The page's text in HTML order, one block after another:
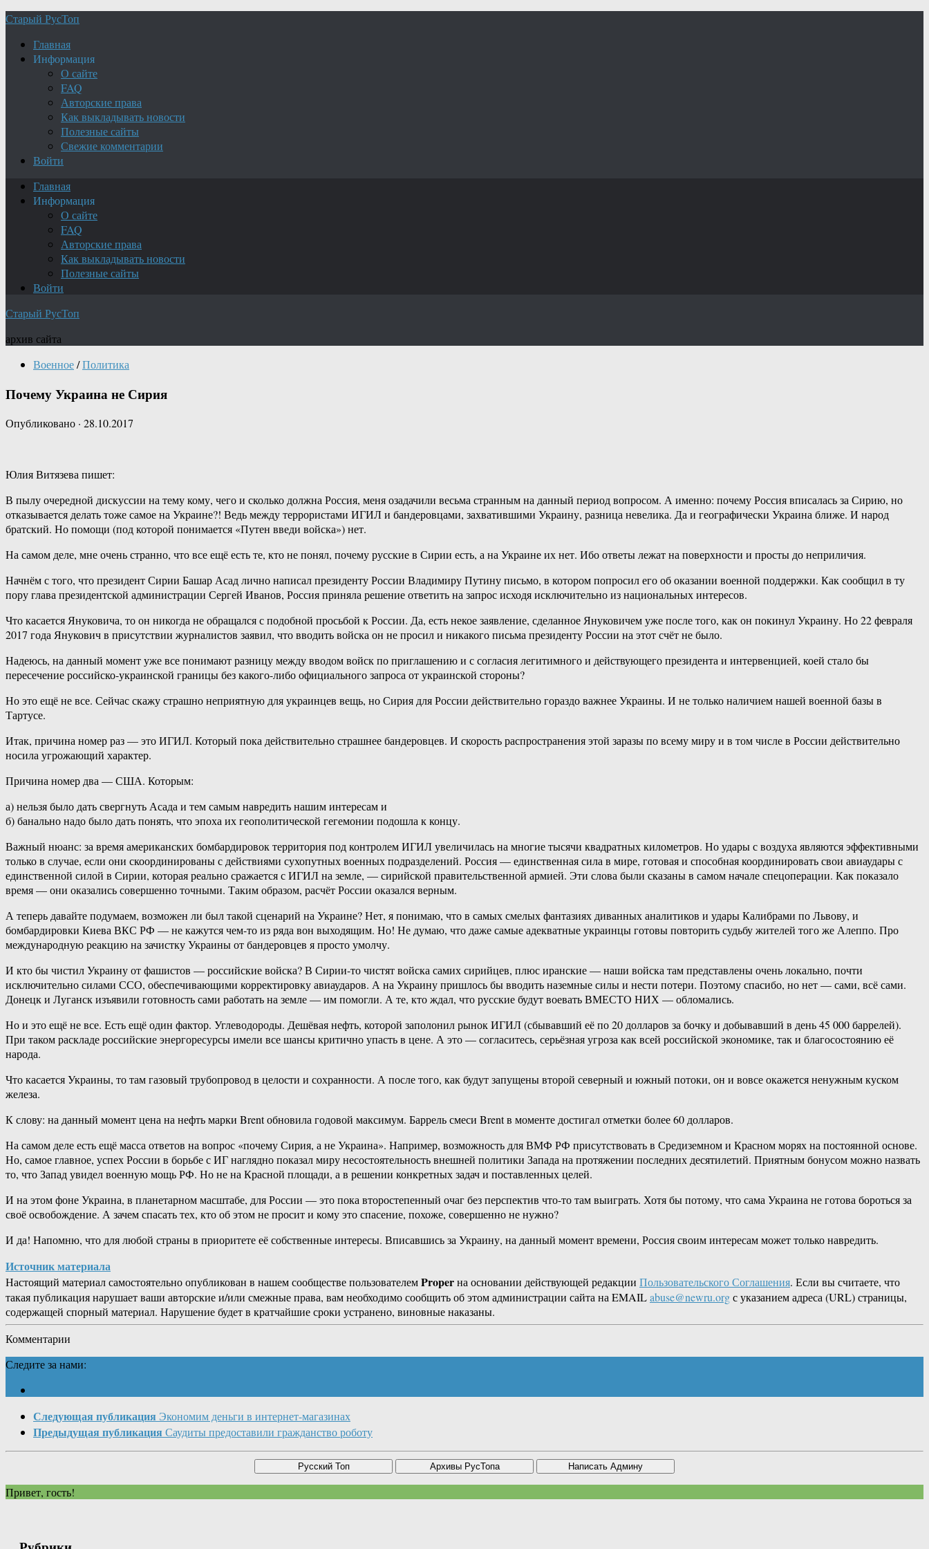
Старый РусТоп
Главная
Информация
О сайте
FAQ
Авторские права
Как выкладывать новости
Полезные сайты
Свежие комментарии
Войти
Главная
Информация
О сайте
FAQ
Авторские права
Как выкладывать новости
Полезные сайты
Войти
Старый РусТоп
архив сайта
Военное/Политика
Почему Украина не Сирия
Опубликовано · 28.10.2017
Юлия Витязева пишет:
В пылу очередной дискуссии на тему кому, чего и сколько должна Россия, меня озадачили весьма странным на данный период вопросом. А именно: почему Россия вписалась за Сирию, но
отказывается делать тоже самое на Украине?! Ведь между террористами ИГИЛ и бандеровцами, захватившими Украину, разница невелика. Да и географически Украина ближе. И народ
братский. Но помощи (под которой понимается «Путен введи войска») нет.
На самом деле, мне очень странно, что все ещё есть те, кто не понял, почему русские в Сирии есть, а на Украине их нет. Ибо ответы лежат на поверхности и просты до неприличия.
Начнём с того, что президент Сирии Башар Асад лично написал президенту России Владимиру Путину письмо, в котором попросил его об оказании военной поддержки. Как сообщил в ту
пору глава президентской администрации Сергей Иванов, Россия приняла решение ответить на запрос исходя исключительно из национальных интересов.
Что касается Януковича, то он никогда не обращался с подобной просьбой к России. Да, есть некое заявление, сделанное Януковичем уже после того, как он покинул Украину. Но 22 февраля
2017 года Янукович в присутствии журналистов заявил, что вводить войска он не просил и никакого письма президенту России на этот счёт не было.
Надеюсь, на данный момент уже все понимают разницу между вводом войск по приглашению и с согласия легитимного и действующего президента и интервенцией, коей стало бы
пересечение российско-украинской границы без какого-либо официального запроса от украинской стороны?
Но это ещё не все. Сейчас скажу страшно неприятную для украинцев вещь, но Сирия для России действительно гораздо важнее Украины. И не только наличием нашей военной базы в
Тартусе.
Итак, причина номер раз — это ИГИЛ. Который пока действительно страшнее бандеровцев. И скорость распространения этой заразы по всему миру и в том числе в России действительно
носила угрожающий характер.
Причина номер два — США. Которым:
а) нельзя было дать свергнуть Асада и тем самым навредить нашим интересам и
б) банально надо было дать понять, что эпоха их геополитической гегемонии подошла к концу.
Важный нюанс: за время американских бомбардировок территория под контролем ИГИЛ увеличилась на многие тысячи квадратных километров. Но удары с воздуха являются эффективными
только в случае, если они скоординированы с действиями сухопутных военных подразделений. Россия — единственная сила в мире, готовая и способная координировать свои авиаудары с
единственной силой в Сирии, которая реально сражается с ИГИЛ на земле, — сирийской правительственной армией. Эти слова были сказаны в самом начале спецоперации. Как показало
время — они оказались совершенно точными. Таким образом, расчёт России оказался верным.
А теперь давайте подумаем, возможен ли был такой сценарий на Украине? Нет, я понимаю, что в самых смелых фантазиях диванных аналитиков и удары Калибрами по Львову, и
бомбардировки Киева ВКС РФ — не кажутся чем-то из ряда вон выходящим. Но! Не думаю, что даже самые адекватные украинцы готовы повторить судьбу жителей того же Алеппо. Про
международную реакцию на зачистку Украины от бандеровцев я просто умолчу.
И кто бы чистил Украину от фашистов — российские войска? В Сирии-то чистят войска самих сирийцев, плюс иранские — наши войска там представлены очень локально, почти
исключительно силами ССО, обеспечивающими корректировку авиаударов. А на Украину пришлось бы вводить наземные силы и нести потери. Поэтому спасибо, но нет — сами, всё сами.
Донецк и Луганск изъявили готовность сами работать на земле — им помогли. А те, кто ждал, что русские будут воевать ВМЕСТО НИХ — обломались.
Но и это ещё не все. Есть ещё один фактор. Углеводороды. Дешёвая нефть, которой заполонил рынок ИГИЛ (сбывавший её по 20 долларов за бочку и добывавший в день 45 000 баррелей).
При таком раскладе российские энергоресурсы имели все шансы критично упасть в цене. А это — согласитесь, серьёзная угроза как всей российской экономике, так и благосостоянию её
народа.
Что касается Украины, то там газовый трубопровод в целости и сохранности. А после того, как будут запущены второй северный и южный потоки, он и вовсе окажется ненужным куском
железа.
К слову: на данный момент цена на нефть марки Brent обновила годовой максимум. Баррель смеси Brent в моменте достигал отметки более 60 долларов.
На самом деле есть ещё масса ответов на вопрос «почему Сирия, а не Украина». Например, возможность для ВМФ РФ присутствовать в Средиземном и Красном морях на постоянной основе.
Но, самое главное, успех России в борьбе с ИГ наглядно показал миру несостоятельность внешней политики Запада на протяжении последних десятилетий. Приятным бонусом можно назвать
то, что Запад увидел военную мощь РФ. Но не на Красной площади, а в решении конкретных задач и поставленных целей.
И на этом фоне Украина, в планетарном масштабе, для России — это пока второстепенный очаг без перспектив что-то там выиграть. Хотя бы потому, что сама Украина не готова бороться за
своё освобождение. А зачем спасать тех, кто об этом не просит и кому это спасение, похоже, совершенно не нужно?
И да! Напомню, что для любой страны в приоритете её собственные интересы. Вписавшись за Украину, на данный момент времени, Россия своим интересам может только навредить.
Источник материала
Настоящий материал самостоятельно опубликован в нашем сообществе пользователемProperна основании действующей редакции Пользовательского Соглашения. Если вы считаете, что
такая публикация нарушает ваши авторские и/или смежные права, вам необходимо сообщить об этом администрации сайта на EMAILabuse@newru.orgс указанием адреса (URL) страницы,
содержащей спорный материал. Нарушение будет в кратчайшие сроки устранено, виновные наказаны.
Комментарии
Следите за нами:
Следующая публикация Экономим деньги в интернет-магазинах
Предыдущая публикация Саудиты предоставили гражданство роботу
Привет, гость!